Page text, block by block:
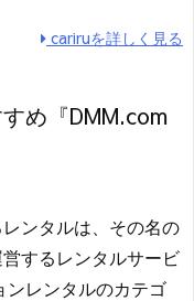
cariruを詳しく見る
め『DMM.com
ンタルは、その名の
するレンタルサービ
ンレンタルのカテゴ